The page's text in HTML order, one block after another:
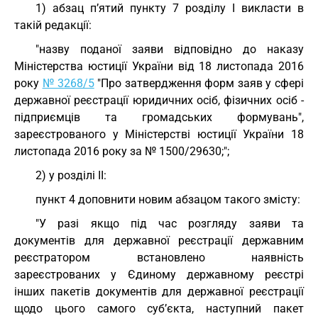
1) абзац п’ятий пункту 7 розділу І викласти в
такій редакції:
"назву поданої заяви відповідно до наказу
Міністерства юстиції України від 18 листопада 2016
року № 3268/5"Про затвердження форм заяв у сфері
державної реєстрації юридичних осіб, фізичних осіб -
підприємців та громадських формувань",
зареєстрованого у Міністерстві юстиції України 18
листопада 2016 року за № 1500/29630;";
2) у розділі II:
пункт 4 доповнити новим абзацом такого змісту:
"У разі якщо під час розгляду заяви та
документів для державної реєстрації державним
реєстратором встановлено наявність
зареєстрованих у Єдиному державному реєстрі
інших пакетів документів для державної реєстрації
щодо цього самого суб’єкта, наступний пакет